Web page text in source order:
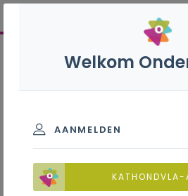
Welkom
AANMELDEN